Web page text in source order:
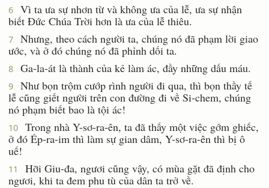
6
Vì ta ưa sự nhơn từ và không ưa của lễ, ưa sự nhận
biết Ðức Chúa Trời hơn là ưa của lễ thiêu.
7
Nhưng, theo cách người ta, chúng nó đã phạm lời giao
ước, và ở đó chúng nó đã phỉnh dối ta.
8 Ga-la-át là thành của kẻ làm ác, đầy những dấu máu.
9
Như bọn trộm cướp rình người đi qua, thì bọn thầy tế
lễ cũng giết người trên con đường đi về Si-chem, chúng
nó phạm biết bao là tội ác!
10
Trong nhà Y-sơ-ra-ên, ta đã thấy một việc gớm ghiếc,
ở đó Ép-ra-im thì làm sự gian dâm, Y-sơ-ra-ên thì bị ô
uế!
11
Hỡi Giu-đa, ngươi cũng vậy, có mùa gặt đã định cho
ngươi, khi ta đem phu tù của dân ta trở về.